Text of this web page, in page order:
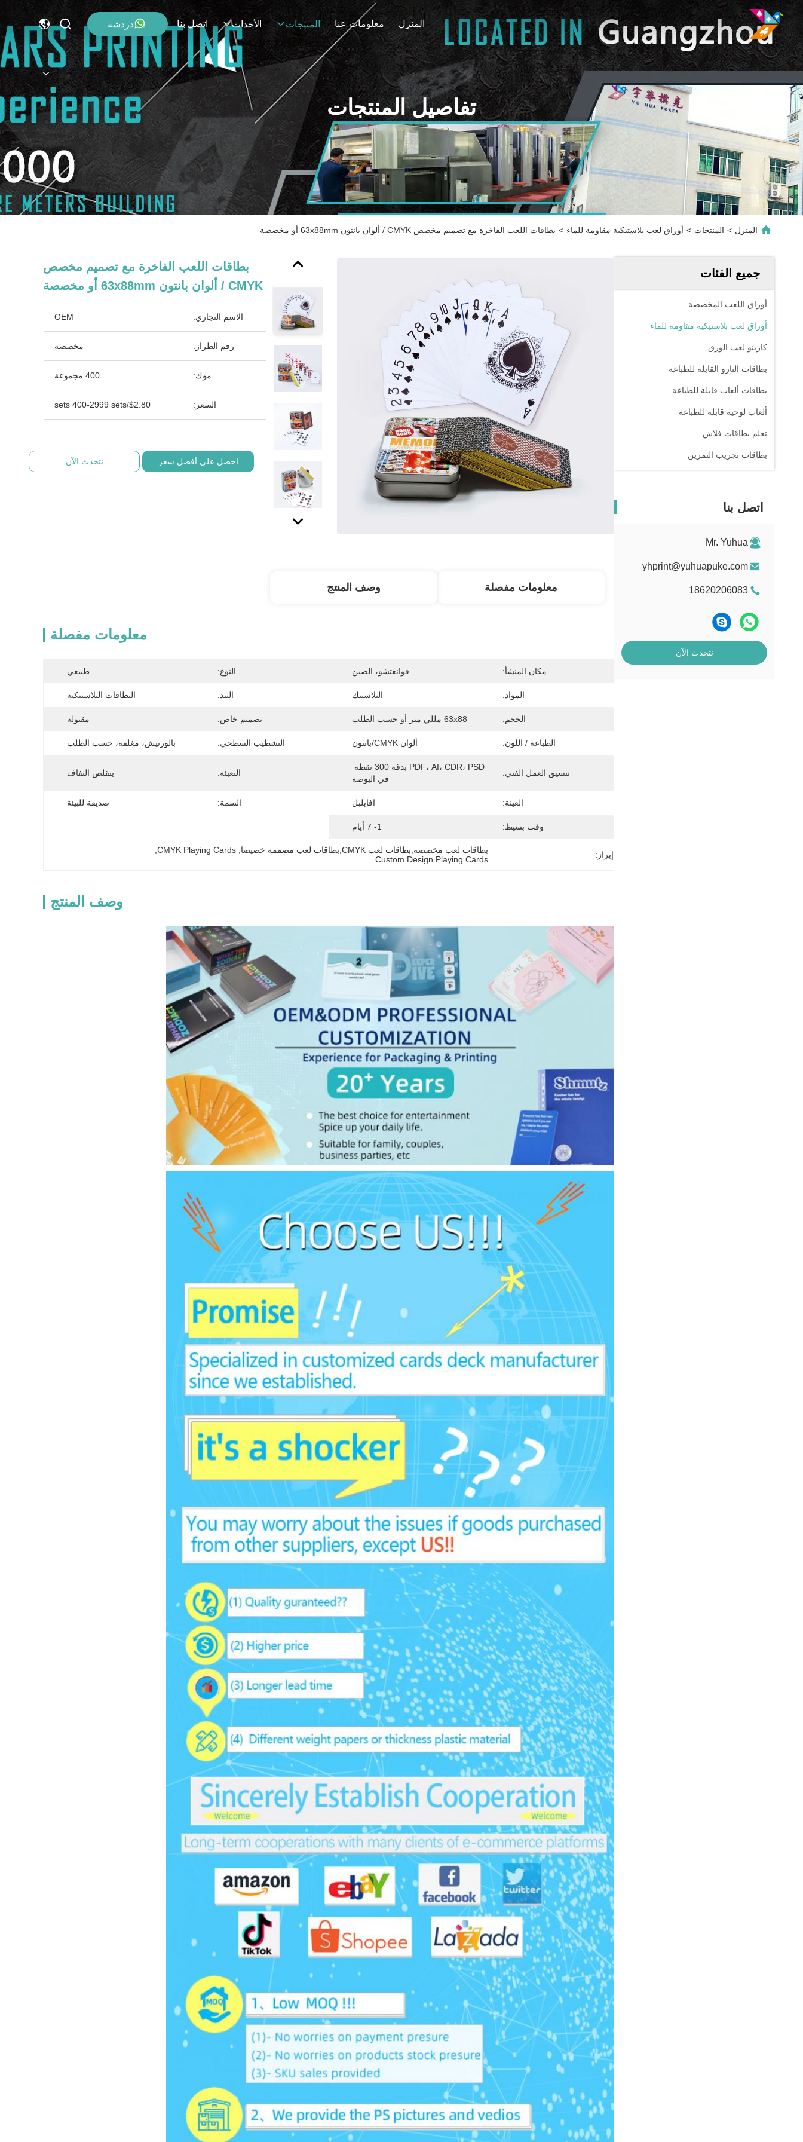
المنزل معلومات عنا المنتجات الأحداث اتصل بنا دردشة
تفاصيل المنتجات
المنزل > المنتجات > أوراق لعب بلاستيكية مقاومة للماء > بطاقات اللعب الفاخرة مع تصميم مخصص CMYK / ألوان بانتون 63x88mm أو مخصصة
جميع الفئات
أوراق اللعب المخصصة
أوراق لعب بلاستيكية مقاومة للماء
كازينو لعب الورق
بطاقات التارو القابلة للطباعة
بطاقات ألعاب قابلة للطباعة
ألعاب لوحية قابلة للطباعة
تعلم بطاقات فلاش
بطاقات تجريب التمرين
اتصل بنا
Mr. Yuhua
yhprint@yuhuapuke.com
18620206083
نتحدث الآن
بطاقات اللعب الفاخرة مع تصميم مخصص
CMYK / ألوان بانتون 63x88mm أو مخصصة
الاسم التجاري: OEM
رقم الطراز: مخصصة
موك: 400 مجموعة
السعر: $2.80/sets 400-2999 sets
احصل على أفضل سعر نتحدث الآن
معلومات مفصلة وصف المنتج
معلومات مفصلة
مكان المنشأ: قوانغتشو، الصين النوع: طبيعي
المواد: البلاستيك البند: البطاقات البلاستيكية
الحجم: 63x88 مللي متر أو حسب الطلب تصميم خاص: مقبولة
الطباعة / اللون: ألوان CMYK/بانتون التشطيب السطحي: بالورنيش، مغلفة، حسب الطلب
تنسيق العمل الفني:
في البوصة
التعبئة: يتقلص التفاف
العينة: افايلبل السمة: صديقة للبيئة
وقت بسيط: 1- 7 أيام
إبراز: بطاقات لعب مخصصة,بطاقات لعب CMYK,بطاقات لعب مصممة خصيصا ,
CMYK Playing Cards
Custom Design Playing Cards
وصف المنتج